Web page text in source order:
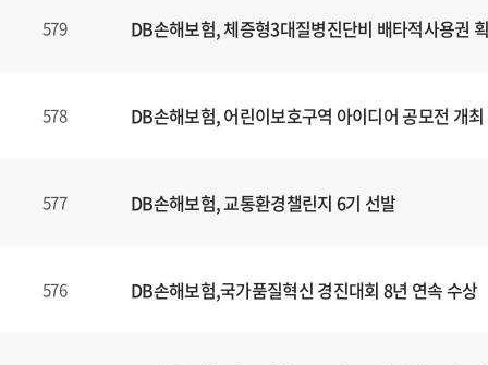
579 DB손해보험, 체증형3대질병진단비 배타적사용권
578 DB손해보험, 어린이보호구역 아이디어 공모전 개최
577 DB손해보험, 교통환경챌린지 6기 선발
576 DB손해보험,국가품질혁신 경진대회 8년 연속 수상